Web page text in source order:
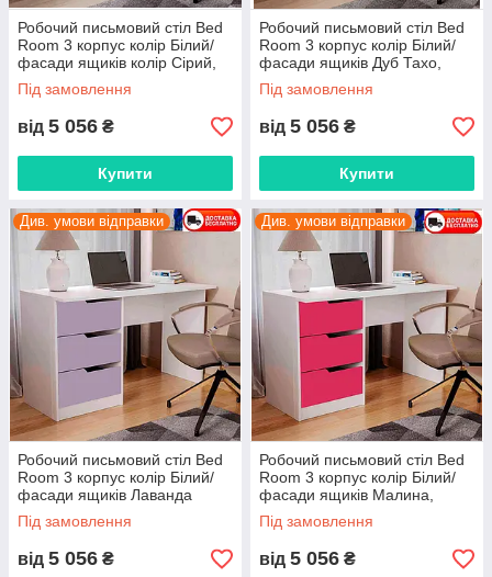
Робочий письмовий стіл Bed
Room 3 корпус колір Білий/
фасади ящиків колір Сірий,
вибір кольору корпусу та
фасадів
Під замовлення
від 5 056 ₴
Купити
Робочий письмовий стіл Bed
Room 3 корпус колір Білий/
фасади ящиків Дуб Тахо,
вибір кольору корпусу та
фасадів
Під замовлення
від 5 056 ₴
Купити
Див. умови відправки
Робочий письмовий стіл Bed
Room 3 корпус колір Білий/
фасади ящиків Лаванда
Під замовлення
від 5 056 ₴
Див. умови відправки
Робочий письмовий стіл Bed
Room 3 корпус колір Білий/
фасади ящиків Малина,
вибір кольору корпусу та
фасадів
Під замовлення
від 5 056 ₴